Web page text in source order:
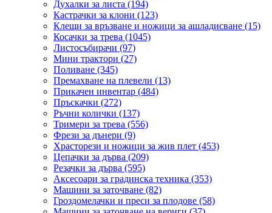
Духалки за листа (194)
Кастрачки за клони (123)
Клещи за връзване и ножици за ашладисване (15)
Косачки за трева (1045)
Листосъбирачи (97)
Мини трактори (27)
Поливане (345)
Премахване на плевели (13)
Прикачен инвентар (484)
Пръскачки (272)
Ръчни колички (137)
Тримери за трева (556)
Фрези за дънери (9)
Храсторези и ножици за жив плет (453)
Цепачки за дърва (209)
Резачки за дърва (595)
Аксесоари за градинска техника (353)
Машини за заточване (82)
Гроздомелачки и преси за плодове (58)